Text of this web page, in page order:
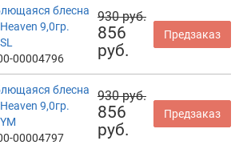
блесна
9,0гр.
00004796
930 руб.
856
руб.
Предзаказ
блесна
9,0гр.
00004797
930 руб.
856
руб.
Предзаказ